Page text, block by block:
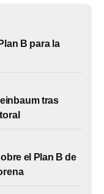
B para la
tras
el Plan B de